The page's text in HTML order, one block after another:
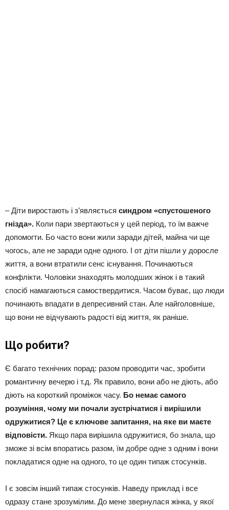
– Діти виростають і з’являється синдром «спустошеного
гнізда». Коли пари звертаються у цей період, то їм важче
допомогти. Бо часто вони жили заради дітей, майна чи ще
чогось, але не заради одне одного. І от діти пішли у доросле
життя, а вони втратили сенс існування. Починаються
конфлікти. Чоловіки знаходять молодших жінок і в такий
спосіб намагаються самоствердитися. Часом буває, що люди
починають впадати в депресивний стан. Але найголовніше,
що вони не відчувають радості від життя, як раніше.
Що робити?
Є багато технічних порад: разом проводити час, зробити
романтичну вечерю і т.д. Як правило, вони або не діють, або
діють на короткий проміжок часу. Бо немає самого
розуміння, чому ми почали зустрічатися і вирішили
одружитися? Це є ключове запитання, на яке ви маєте
відповісти. Якщо пара вирішила одружитися, бо знала, що
зможе зі всім впоратись разом, їм добре одне з одним і вони
покладатися одне на одного, то це один типаж стосунків.
І є зовсім інший типаж стосунків. Наведу приклад і все
одразу стане зрозумілим. До мене звернулася жінка, у якої